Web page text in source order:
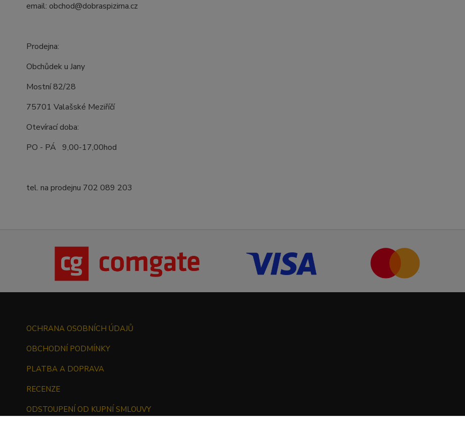
email: obchod@dobraspizirna.cz
Prodejna:
Obchůdek u Jany
Mostní 82/28
75701 Valašské Meziříčí
Otevírací doba:
PO - PÁ 9,00-17,00hod
tel. na prodejnu 702 089 203
OCHRANA OSOBNÍCH ÚDAJŮ
OBCHODNÍ PODMÍNKY
PLATBA A DOPRAVA
RECENZE
ODSTOUPENÍ OD KUPNÍ SMLOUVY